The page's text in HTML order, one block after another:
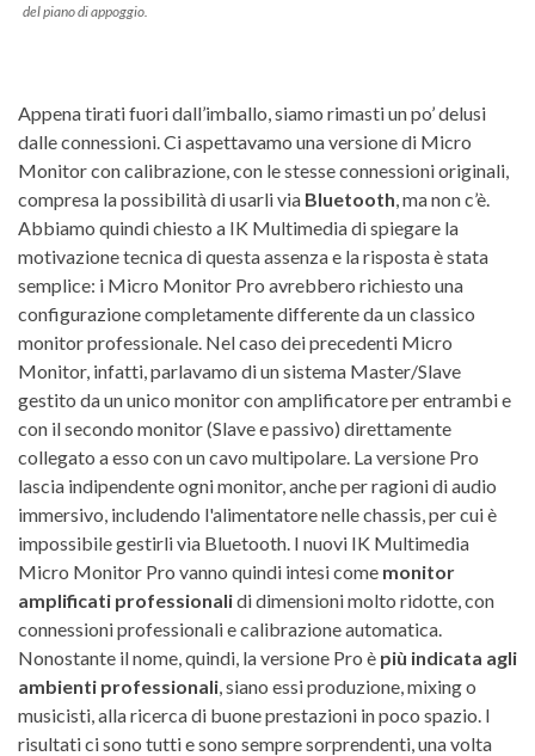
del piano di appoggio.
Appena tirati fuori dall’imballo, siamo rimasti un po’ delusi
dalle connessioni. Ci aspettavamo una versione di Micro
Monitor con calibrazione, con le stesse connessioni originali,
compresa la possibilità di usarli via Bluetooth , ma non c’è.
Abbiamo quindi chiesto a IK Multimedia di spiegare la
motivazione tecnica di questa assenza e la risposta è stata
semplice: i Micro Monitor Pro avrebbero richiesto una
configurazione completamente differente da un classico
monitor professionale. Nel caso dei precedenti Micro
Monitor, infatti, parlavamo di un sistema Master/Slave
gestito da un unico monitor con amplificatore per entrambi e
con il secondo monitor (Slave e passivo) direttamente
collegato a esso con un cavo multipolare. La versione Pro
lascia indipendente ogni monitor, anche per ragioni di audio
immersivo, includendo l'alimentatore nelle chassis, per cui è
impossibile gestirli via Bluetooth. I nuovi IK Multimedia
Micro Monitor Pro vanno quindi intesi come monitor
amplificati professionalidi dimensioni molto ridotte, con
connessioni professionali e calibrazione automatica.
Nonostante il nome, quindi, la versione Pro è più indicata agli
ambienti professionali , siano essi produzione, mixing o
musicisti, alla ricerca di buone prestazioni in poco spazio. I
risultati ci sono tutti e sono sempre sorprendenti, una volta